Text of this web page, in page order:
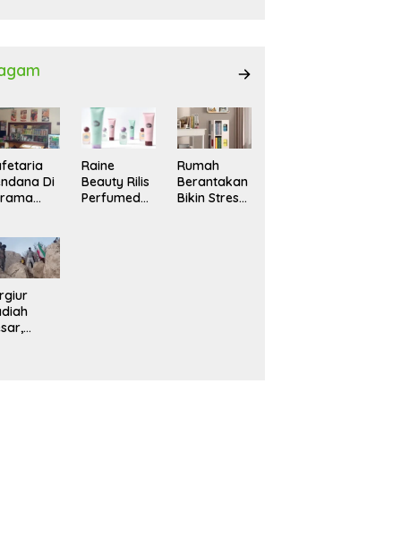
Di
Raine
Beauty Rilis
Perfumed
Rumah
Berantakan
Bikin Stres?